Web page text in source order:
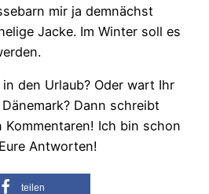
mir ja demnächst
Jacke. Im Winter soll es
den Urlaub? Oder wart Ihr
Dann schreibt
Kommentaren! Ich bin schon
Antworten!
teilen